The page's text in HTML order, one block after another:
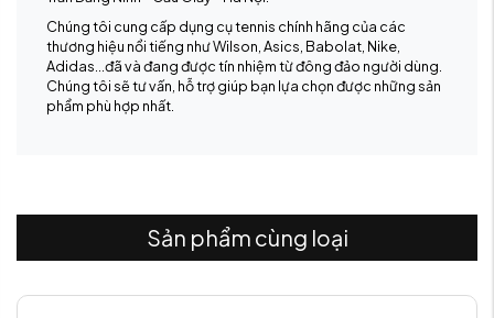
Chúng tôi cung cấp dụng cụ tennis chính hãng của các
thương hiệu nổi tiếng như Wilson, Asics, Babolat, Nike,
Adidas…đã và đang được tín nhiệm từ đông đảo người dùng.
Chúng tôi sẽ tư vấn, hỗ trợ giúp bạn lựa chọn được những sản
phẩm phù hợp nhất.
Sản phẩm cùng loại